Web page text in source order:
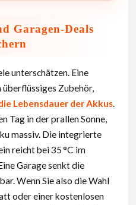
Garagen-Deals
unterschätzen. Eine
Zubehör,
Lebensdauer der Akkus.
Tag in der prallen Sonne,
massiv. Die integrierte
reicht bei 35 °C im
Garage senkt die
Wenn Sie also die Wahl
oder einer kostenlosen